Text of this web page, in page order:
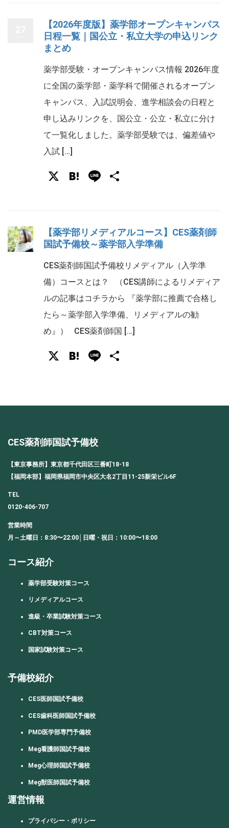
【2026年度版】薬学部オープンキャンパス
日程一覧｜国公立・私立大学の申込リンク
まとめ
薬学部受験・オープンキャンパス情報 2026年度
に全国の薬学部・薬学科で開催されるオープン
キャンパス、入試説明会、進学相談会の日程と
申し込みリンクを、国公立・公立・私立に分け
て一覧化しました。薬学部受験では、偏差値や
入試 […]
X Hatena
Line
【薬学部リメディアルコース】CES薬剤師
国試予備校～薬学部入学準備
CES薬剤師国試予備校リメディアル（入学準
備）コースとは？ （CES講師によるリメディア
ルの記事はコチラから 『薬学部に推薦で合格し
たら～薬学部入学準備、リメディアルの勧
め』） CES薬剤師国 […]
X Hatena
Line
CES薬剤師国試予備校
【東京事務所】東京都千代田区三番町18-18
【福岡本部】福岡県福岡市中央区大名2丁目11-25新栄ビル6F
TEL
0120-406-707
営業時間
月～土曜日：8:30〜22:00│日曜・祝日：10:00〜18:00
コース紹介
薬学部受験対策コース
リメディアルコース
進級・卒業試験対策コース
CBT対策コース
国家試験対策コース
予備校紹介
CES医師国試予備校
CES歯科医師国試予備校
PMD医学部専門予備校
Meg看護師国試予備校
Meg心理師国試予備校
Meg獣医師国試予備校
運営情報
プライバシー・ポリシー